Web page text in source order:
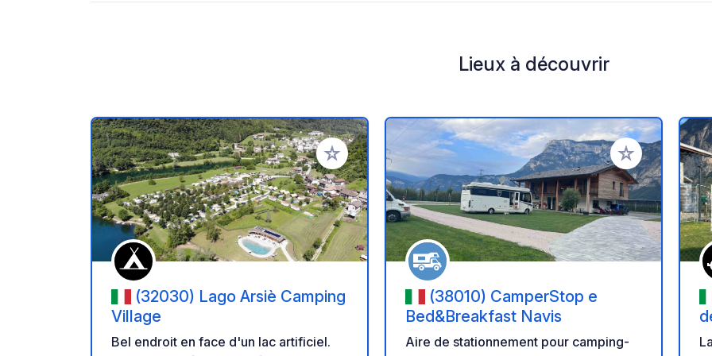
Lieux à découvrir
Ajouter à vos favoris
(32030) Lago Arsiè Camping
Village
Bel endroit en face d'un lac artificiel.
Ajouter à vos
(38010) CamperStop e
Bed&Breakfast Navis
Aire de stationnement pour camping-